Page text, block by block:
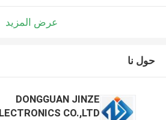
عرض المزيد
حول نا
DONGGUAN JINZE